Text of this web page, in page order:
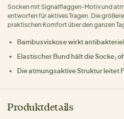
Socken mit Signalflaggen-Motiv und
entworfen für aktives Tragen. Die
praktischen Komfort über den ganzen
Bambusviskose wirkt
Elastischer Bund hält die Socke,
Die atmungsaktive Struktur leitet
Produktdetails